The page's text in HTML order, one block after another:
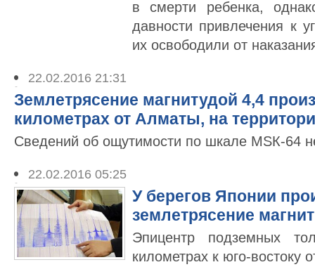
в смерти ребенка,
давности привлечения к
их освободили от
22.02.2016 21:31
Землетрясение магнитудой 4,4
километрах от Алматы, на
Сведений об ощутимости по шкале МSК-64
22.02.2016 05:25
У берегов Японии
землетрясение
Эпицентр подземных
километрах к юго-востоку